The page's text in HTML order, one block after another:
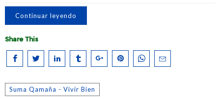
Continuar leyendo
Share This
Suma Qamaña - Vivir Bien